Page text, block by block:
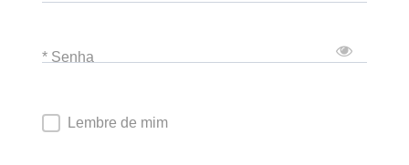
* Senha
Lembre de mim